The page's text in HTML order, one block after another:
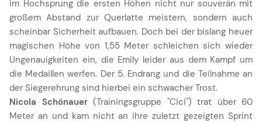
im Hochsprung die ersten Höhen nicht nur souverän mit
großem Abstand zur Querlatte meistern, sondern auch
scheinbar Sicherheit aufbauen. Doch bei der bislang heuer
magischen Höhe von 1,55 Meter schleichen sich wieder
Ungenauigkeiten ein, die Emily leider aus dem Kampf um
die Medaillen werfen. Der 5. Endrang und die Teilnahme an
der Siegerehrung sind hierbei ein schwacher Trost.
Nicola Schönauer(Trainingsgruppe "Cici") trat über 60
Meter an und kam nicht an ihre zuletzt gezeigten Sprint